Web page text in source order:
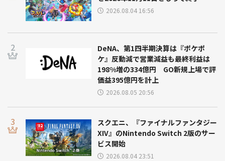
2026.08.04 16:56
DeNA、第1四半期決算は『ポケポ
ケ』反動減で営業減益も最終利益は
198%増の334億円 GO新規上場で評
価益395億円を計上
2026.08.05 20:56
スクエニ、『ファイナルファンタジー
XIV』のNintendo Switch 2版のサー
ビス開始
2026.08.04 23:51